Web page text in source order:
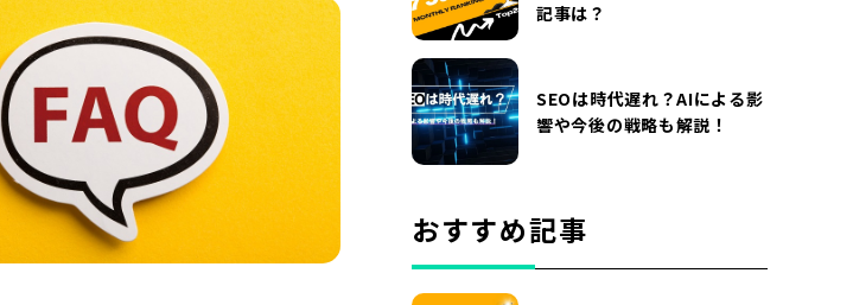
記事は？
SEOは時代遅れ？AIによる影
響や今後の戦略も解説！
おすすめ記事